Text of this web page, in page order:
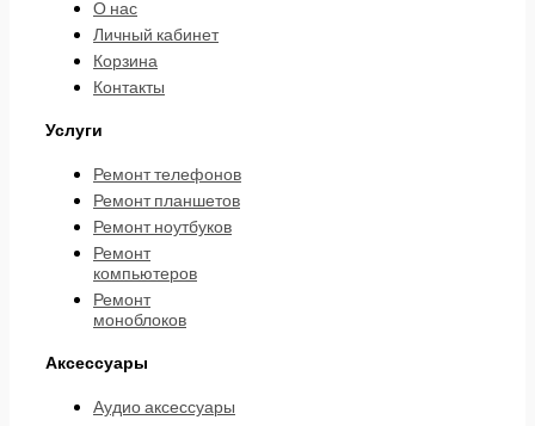
О нас
Личный кабинет
Корзина
Контакты
Услуги
Ремонт телефонов
Ремонт планшетов
Ремонт ноутбуков
Ремонт
компьютеров
Ремонт
моноблоков
Аксессуары
Аудио аксессуары